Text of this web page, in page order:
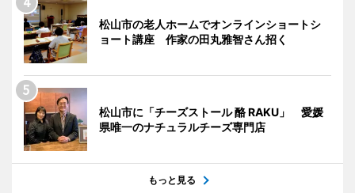
松山市の老人ホームでオンラインショートシ
ョート講座 作家の田丸雅智さん招く
松山市に「チーズストール 酪 RAKU」 愛媛
県唯一のナチュラルチーズ専門店
もっと見る